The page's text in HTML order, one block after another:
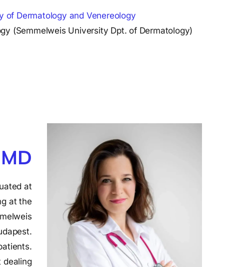
szépen Köszönöm
of Dermatology and Venereology
(Semmelweis University Dpt. of Dermatology)
at
at the
dealing